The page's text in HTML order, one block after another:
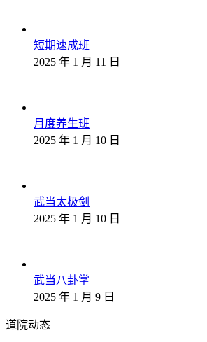
短期速成班
2025 年 1 月 11 日
月度养生班
2025 年 1 月 10 日
武当太极剑
2025 年 1 月 10 日
武当八卦掌
2025 年 1 月 9 日
道院动态